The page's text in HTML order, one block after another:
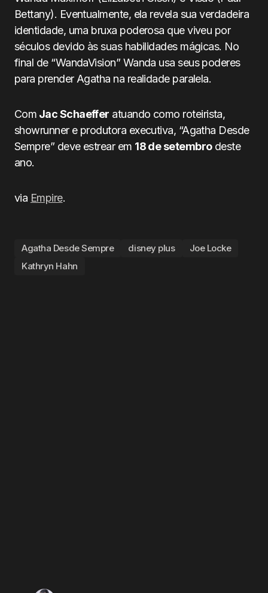
Bettany). Eventualmente, ela revela sua verdadeira
identidade, uma bruxa poderosa que viveu por
séculos devido às suas habilidades mágicas. No
final de “WandaVision” Wanda usa seus poderes
para prender Agatha na realidade paralela.
Com Jac Schaeffer atuando como roteirista,
showrunner e produtora executiva, “Agatha Desde
Sempre” deve estrear em 18 de setembrodeste
ano.
via Empire.
Agatha Desde Sempre disney plus
Joe Locke
Kathryn Hahn